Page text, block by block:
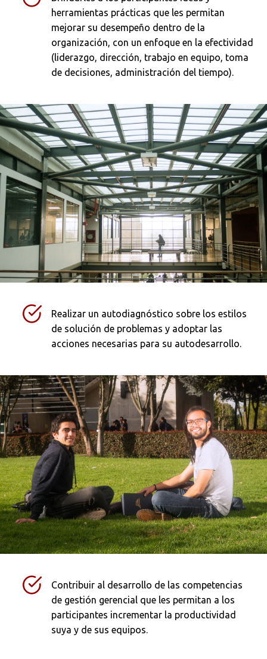
herramientas prácticas que les permitan
mejorar su desempeño dentro de la
organización, con un enfoque en la efectividad
(liderazgo, dirección, trabajo en equipo, toma
de decisiones, administración del tiempo).
Realizar un autodiagnóstico sobre los estilos
de solución de problemas y adoptar las
acciones necesarias para su autodesarrollo.
Contribuir al desarrollo de las competencias
de gestión gerencial que les permitan a los
participantes incrementar la productividad
suya y de sus equipos.
Busca en la escuela
Buscar en: *
Ordenar por: *